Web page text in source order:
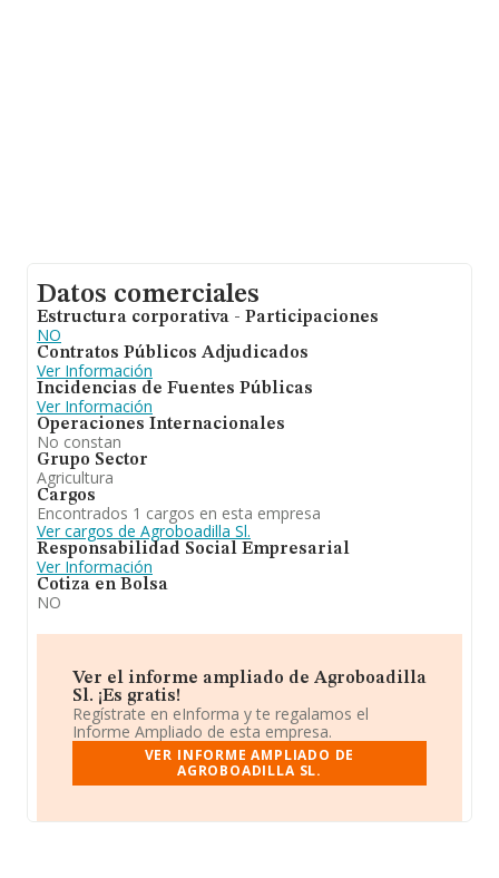
Datos comerciales
Estructura corporativa - Participaciones
NO
Contratos Públicos Adjudicados
Ver Información
Incidencias de Fuentes Públicas
Ver Información
Operaciones Internacionales
No constan
Grupo Sector
Agricultura
Cargos
Encontrados 1 cargos en esta empresa
Ver cargos de Agroboadilla Sl.
Responsabilidad Social Empresarial
Ver Información
Cotiza en Bolsa
NO
Ver el informe ampliado de Agroboadilla
Sl. ¡Es gratis!
Regístrate en eInforma y te regalamos el
Informe Ampliado de esta empresa.
VER INFORME AMPLIADO DE
AGROBOADILLA SL.